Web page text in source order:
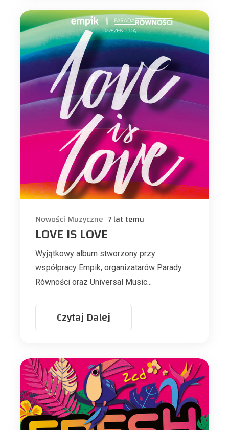
Nowości Muzyczne 7 lat temu
LOVE IS LOVE
Wyjątkowy album stworzony przy
współpracy Empik, organizatarów Parady
Równości oraz Universal Music...
Czytaj Dalej